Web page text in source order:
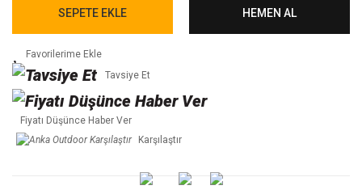
SEPETE EKLE HEMEN AL
Tavsiye Et
Fiyatı Düşünce Haber Ver
Karşılaştır